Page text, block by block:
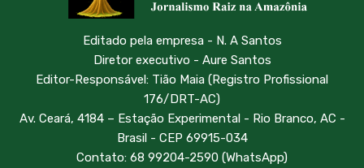
Editado pela empresa - N. A Santos
Diretor executivo - Aure Santos
Editor-Responsável: Tião Maia (Registro Profissional
176/DRT-AC)
Av. Ceará, 4184 – Estação Experimental - Rio Branco, AC -
Brasil - CEP 69915-034
Contato: 68 99204-2590 (WhatsApp)